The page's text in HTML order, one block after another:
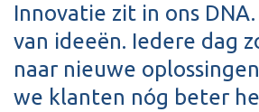
Innovatie zit in ons
van ideeën. Iedere dag
naar nieuwe
we klanten nóg beter